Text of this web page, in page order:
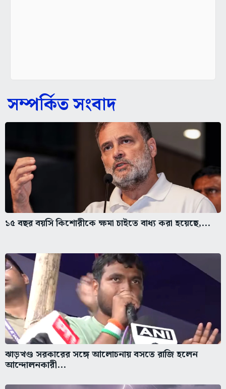
সম্পর্কিত সংবাদ
১৫ বছর বয়সি কিশোরীকে ক্ষমা চাইতে বাধ্য করা হয়েছে,...
ঝাড়খণ্ড সরকারের সঙ্গে আলোচনায় বসতে রাজি হলেন
আন্দোলনকারী...